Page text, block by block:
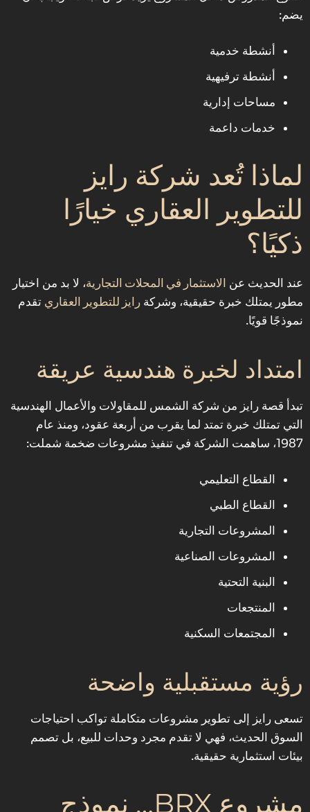
يضم:
أنشطة خدمية
أنشطة ترفيهية
مساحات إدارية
خدمات داعمة
لماذا تُعد شركة رايز
للتطوير العقاري خيارًا
ذكيًا؟
عند الحديث عن الاستثمار في المحلات التجارية، لا بد من اختيار
مطور يمتلك خبرة حقيقية، وشركة رايز للتطوير العقاري تقدم
نموذجًا قويًا.
امتداد لخبرة هندسية عريقة
تبدأ قصة رايز من شركة الشمس للمقاولات والأعمال الهندسية
التي تمتلك خبرة تمتد لما يقرب من أربعة عقود، ومنذ عام
1987، ساهمت الشركة في تنفيذ مشروعات ضخمة شملت:
القطاع التعليمي
القطاع الطبي
المشروعات التجارية
المشروعات الصناعية
البنية التحتية
المنتجعات
المجتمعات السكنية
رؤية مستقبلية واضحة
تسعى رايز إلى تطوير مشروعات متكاملة تواكب احتياجات
السوق الحديث، فهي لا تقدم مجرد وحدات للبيع، بل تصمم
بيئات استثمارية حقيقية.
مشروع BRX… نموذج